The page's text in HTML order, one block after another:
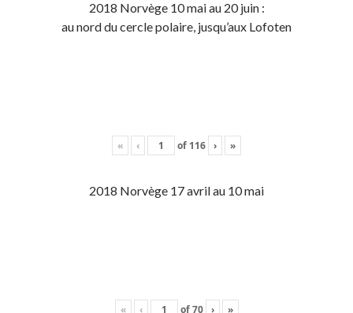
2018 Norvège 10 mai au 20 juin :
au nord du cercle polaire, jusqu’aux Lofoten
« ‹ of 116 › »
2018 Norvège 17 avril au 10 mai
« ‹ of70 › »